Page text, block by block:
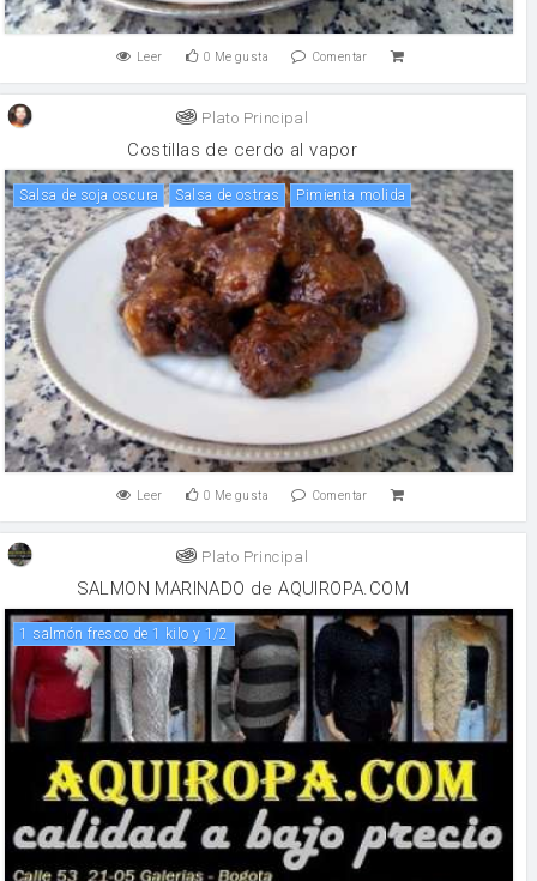
Leer 0 Me gusta Comentar
Plato Principal
Costillas de cerdo al vapor
Salsa de soja oscura Salsa de ostras Pimienta molida
Leer 0 Me gusta Comentar
Plato Principal
SALMON MARINADO de AQUIROPA.COM
1 salmón fresco de 1 kilo y 1/2